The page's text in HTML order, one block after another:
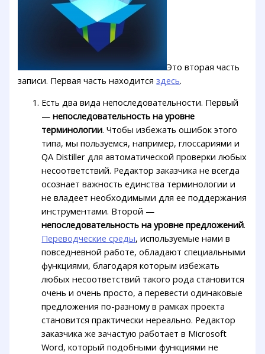
Это вторая часть
записи. Первая часть находитсяздесь.
Есть два вида непоследовательности. Первый
—непоследовательность на уровне
терминологии. Чтобы избежать ошибок этого
типа, мы пользуемся, например, глоссариями и
QA Distiller для автоматической проверки любых
несоответствий. Редактор заказчика не всегда
осознает важность единства терминологии и
не владеет необходимыми для ее поддержания
инструментами. Второй —
непоследовательность на уровне предложений.
Переводческие среды, используемые нами в
повседневной работе, обладают специальными
функциями, благодаря которым избежать
любых несоответствий такого рода становится
очень и очень просто, а перевести одинаковые
предложения по-разному в рамках проекта
становится практически нереально. Редактор
заказчика же зачастую работает в Microsoft
Word, который подобными функциями не